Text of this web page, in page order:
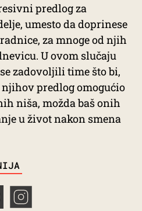
predlog za
umesto da doprinese
za mnoge od njih
U ovom slučaju
zadovoljili time što bi,
predlog omogućio
niša, možda baš onih
u život nakon smena